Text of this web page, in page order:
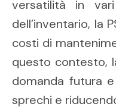
versatilità in
dell’inventario, la
costi di
questo contesto,
domanda futura
sprechi e